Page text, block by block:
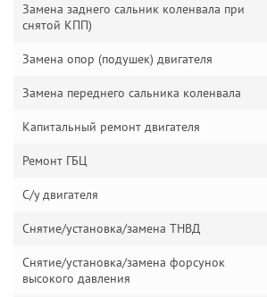
Замена заднего сальник коленвала при
снятой КПП)
Замена опор (подушек) двигателя
Замена переднего сальника коленвала
Капитальный ремонт двигателя
Ремонт ГБЦ
С/у двигателя
Снятие/установка/замена ТНВД
Снятие/установка/замена форсунок
высокого давления